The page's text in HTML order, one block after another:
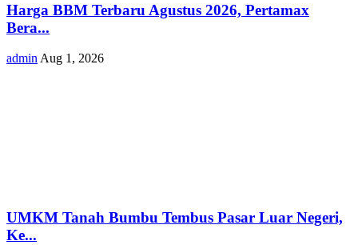
Harga BBM Terbaru Agustus 2026, Pertamax
Bera...
admin Aug 1, 2026
UMKM Tanah Bumbu Tembus Pasar Luar Negeri,
Ke...